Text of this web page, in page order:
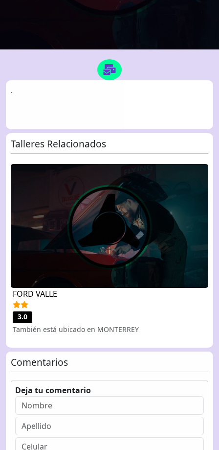
.
Talleres Relacionados
FORD VALLE
3.0
También está ubicado en MONTERREY
Comentarios
Deja tu comentario